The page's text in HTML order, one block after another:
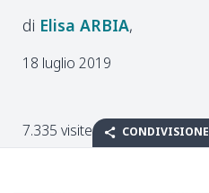
Elisa ARBIA
18 luglio 2019
7.335 visite CONDIVISIONE